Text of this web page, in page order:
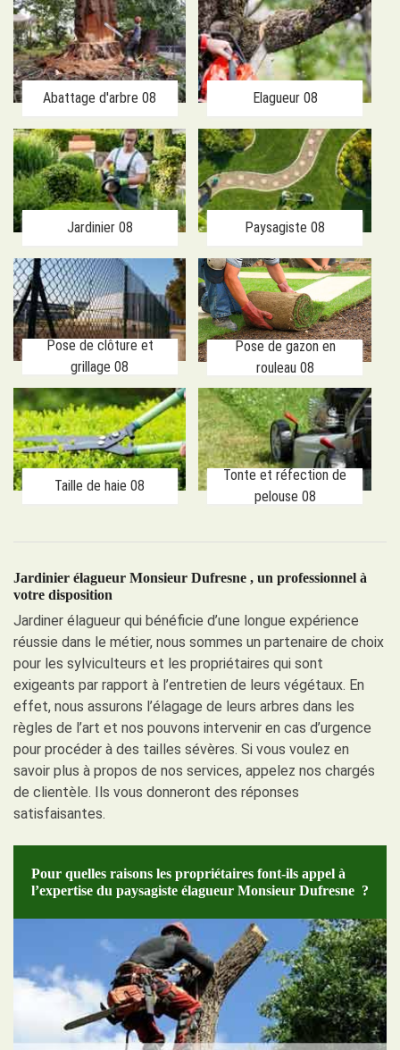
Abattage d'arbre 08 Elagueur 08
Jardinier 08 Paysagiste 08
Pose de clôture et
grillage 08
Pose de gazon en
rouleau 08
Taille de haie 08
Tonte et réfection de
pelouse 08
Jardinier élagueur Monsieur Dufresne , un professionnel à
votre disposition
Jardiner élagueur qui bénéficie d’une longue expérience
réussie dans le métier, nous sommes un partenaire de choix
pour les sylviculteurs et les propriétaires qui sont
exigeants par rapport à l’entretien de leurs végétaux. En
effet, nous assurons l’élagage de leurs arbres dans les
règles de l’art et nos pouvons intervenir en cas d’urgence
pour procéder à des tailles sévères. Si vous voulez en
savoir plus à propos de nos services, appelez nos chargés
de clientèle. Ils vous donneront des réponses
satisfaisantes.
Pour quelles raisons les propriétaires font-ils appel à
l’expertise du paysagiste élagueur Monsieur Dufresne ?